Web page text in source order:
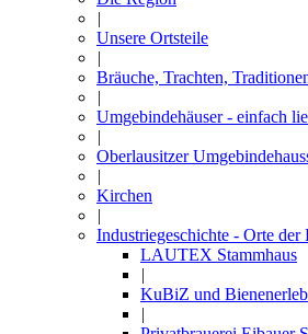
|
Unsere Ortsteile
|
Bräuche, Trachten,
|
Umgebindehäuser - einfach
|
Oberlausitzer
|
Kirchen
|
Industriegeschichte - Orte der
LAUTEX Stammhaus
|
KuBiZ und
|